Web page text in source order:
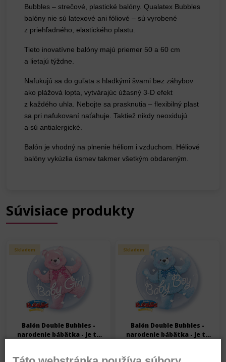
Bubbles – strečové, plastické balóny. Qualatex Bubbles
balóny nie sú latexové ani fóliové – sú vyrobené
z priehľadného, elastického plastu.
Tieto inovatívne balóny majú priemer 50 a 60 cm
a lietajú týždne.
Nafukujú sa do guľata s hladkými švami bez záhybov
ako plážová lopta, vytvárajúc úžasný 3-D efekt
z každého uhla. Nebojte sa prasknutia – flexibilný plast
sa pri nafukovaní naťahuje. Taktiež nikdy neoxidujú
a sú antialergické.
Balón je vhodný na plnenie héliom i vzduchom. Héliové
balóny vykúzlia úsmev takmer všetkým obdareným.
Súvisiace produkty
Skladom
Balón Double Bubbles -
narodenie bábätka - Je to
Skladom
Balón Double Bubbles -
narodenie bábätka - Je to